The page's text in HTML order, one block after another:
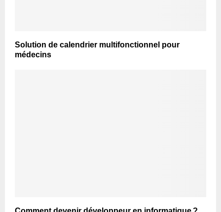
Solution de calendrier multifonctionnel pour
médecins